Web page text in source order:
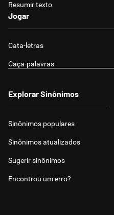
Resumir texto
Jogar
Cata-letras
Caça-palavras
Explorar Sinônimos
Sinônimos populares
Sinônimos atualizados
Sugerir sinônimos
Encontrou um erro?